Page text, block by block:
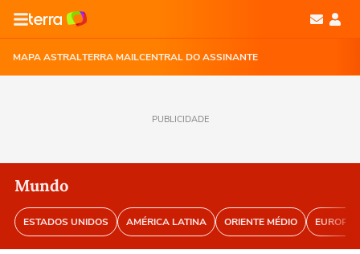
MAPA ASTRALTERRA MAILCENTRAL DO ASSINANTE
PUBLICIDADE
Mundo
ESTADOS UNIDOS AMÉRICA LATINA ORIENTE MÉDIO EUROPA